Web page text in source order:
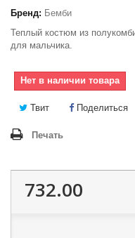
Бренд: Бемби
Теплый костюм из
для мальчика.
Нет в наличии товара
Твит Поделиться
Печать
732.00